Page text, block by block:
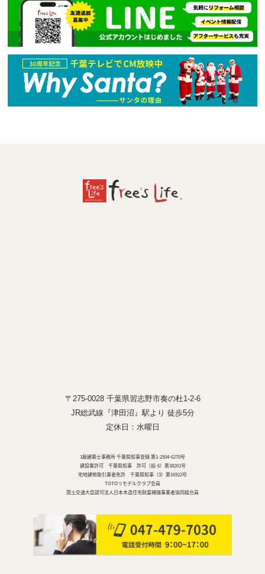
〒275-0028 千葉県習志野市奏の杜1-2-6
JR総武線『津田沼』駅より 徒歩5分
定休日：水曜日
1級建築士事務所 千葉県知事登録 第1-2504-6270号
建設業許可 千葉県知事 許可（般-6）第38201号
宅地建物取引業者免許 千葉県知事（3）第16922号
TOTOリモデルクラブ会員
国土交通大臣認可法人日本木造住宅耐震補強事業者協同組合員